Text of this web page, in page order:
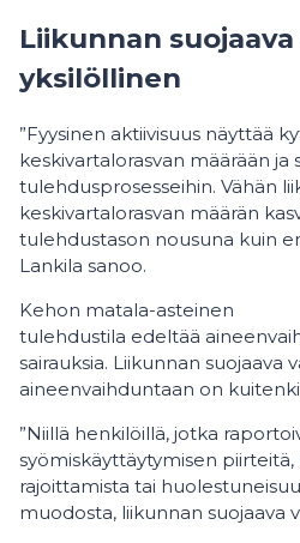
Liikunnan
yksilöllinen
”Fyysinen aktiivisuus näyttää
keskivartalorasvan määrään ja
tulehdusprosesseihin. Vähän
keskivartalorasvan määrän
tulehdustason nousuna kuin
Lankila sanoo.
Kehon matala-asteinen
tulehdustila edeltää
sairauksia. Liikunnan suojaava
aineenvaihduntaan on
”Niillä henkilöillä, jotka
syömiskäyttäytymisen
rajoittamista tai
muodosta, liikunnan suojaava